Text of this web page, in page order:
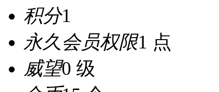
积分1
永久会员权限1 点
威望0 级